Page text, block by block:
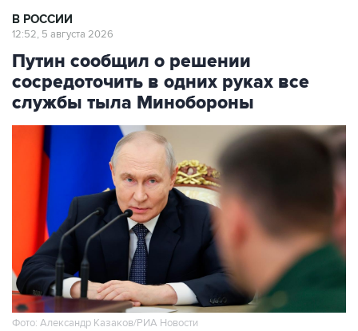
Путин сообщил о решении
сосредоточить в одних руках все
службы тыла Минобороны
Фото: Александр Казаков/РИА Новости
Москва. 5 августа. INTERFAX.RU - Президент